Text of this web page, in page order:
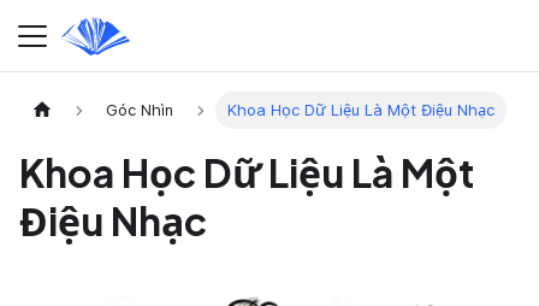
Góc Nhìn Khoa Học Dữ Liệu Là Một Điệu Nhạc
Khoa Học Dữ Liệu Là Một
Điệu Nhạc